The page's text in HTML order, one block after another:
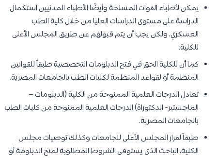
يمكن لأطباء القوات المسلحة وأيضًا الأطباء المدنيين استكمال
الدراسة على مستوى الدراسات العليا من خلال كلية الطب
العسكري، ولكن يجب أن يتم قبولهم عن طريق المجلس الأعلى
للكلية.
كما أن للكلية الحق في فتح الدبلومات التخصصية طبقاً للقوانين
المنظمة أو لقواعد المنظمة لكليات الطب بالجامعات المصرية.
تعادل الدرجات العلمية الممنوحة من الكلية (الدبلومات –
الماجستير- الدكتوراة) الدرجات العلمية الممنوحة من كليات الطب
بالجامعات المصرية.
طبقاً لقرار المجلس الأعلى للجامعات وكذلك توصيات مجلس
الكلية، الباحث الذى يستوفى الشروط المطلوبة لمنح الدبلومة أو